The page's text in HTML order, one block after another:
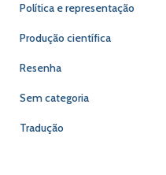
Política e representação
Produção científica
Resenha
Sem categoria
Tradução